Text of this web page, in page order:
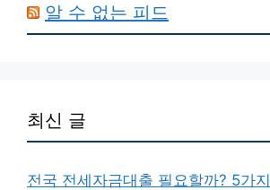
알 수 없는 피드
최신 글
전국 전세자금대출 필요할까? 5가